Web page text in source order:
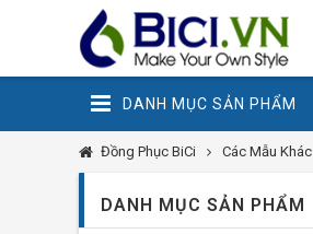
DANH MỤC SẢN PHẨM
Đồng Phục BiCi Các Mẫu Khác
DANH MỤC SẢN PHẨM